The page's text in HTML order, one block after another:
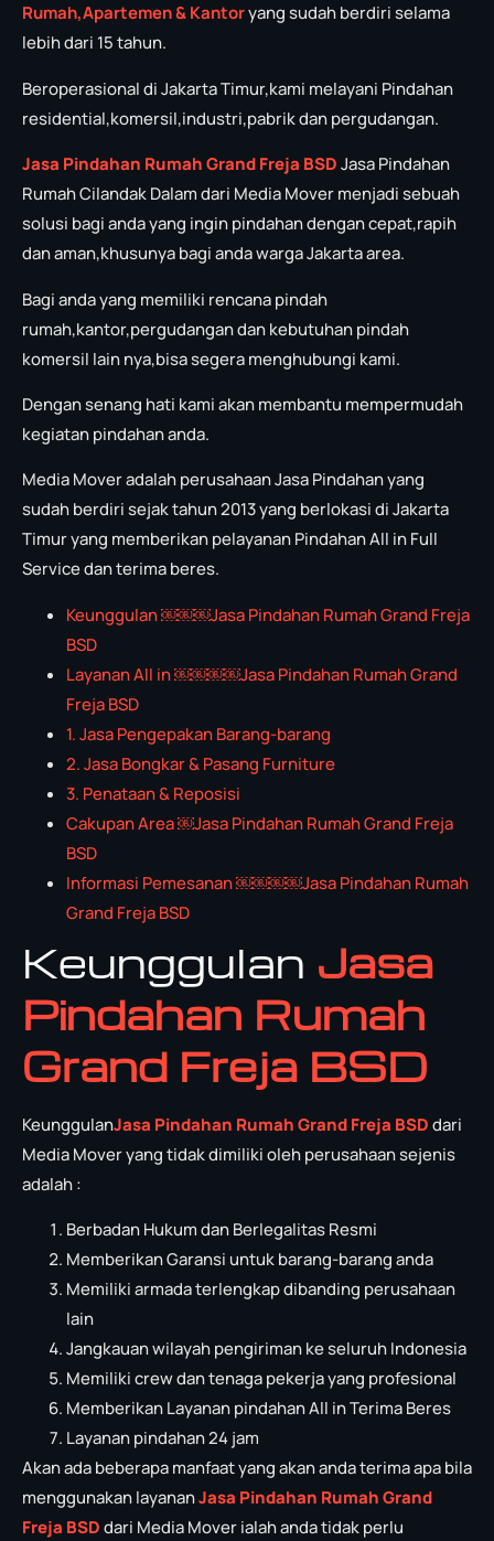
Rumah,Apartemen & Kantoryang sudah berdiri selama
lebih dari 15 tahun.
Beroperasional di Jakarta Timur,kami melayani Pindahan
residential,komersil,industri,pabrik dan pergudangan.
Jasa Pindahan Rumah Grand Freja BSDJasa Pindahan
Rumah Cilandak Dalam dari Media Mover menjadi sebuah
solusi bagi anda yang ingin pindahan dengan cepat,rapih
dan aman,khusunya bagi anda warga Jakarta area.
Bagi anda yang memiliki rencana pindah
rumah,kantor,pergudangan dan kebutuhan pindah
komersil lain nya,bisa segera menghubungi kami.
Dengan senang hati kami akan membantu mempermudah
kegiatan pindahan anda.
Media Mover adalah perusahaan Jasa Pindahan yang
sudah berdiri sejak tahun 2013 yang berlokasi di Jakarta
Timur yang memberikan pelayanan Pindahan All in Full
Service dan terima beres.
Keunggulan ￼￼￼Jasa Pindahan Rumah Grand Freja
BSD
Layanan All in ￼￼￼￼Jasa Pindahan Rumah Grand
Freja BSD
1. Jasa Pengepakan Barang-barang
2. Jasa Bongkar & Pasang Furniture
3. Penataan & Reposisi
Cakupan Area ￼Jasa Pindahan Rumah Grand Freja
BSD
Informasi Pemesanan ￼￼￼￼Jasa Pindahan Rumah
Grand Freja BSD
Keunggulan Jasa
Pindahan Rumah
Grand Freja BSD
KeunggulanJasa Pindahan Rumah Grand Freja BSDdari
Media Mover yang tidak dimiliki oleh perusahaan sejenis
adalah :
Berbadan Hukum dan Berlegalitas Resmi
Memberikan Garansi untuk barang-barang anda
Memiliki armada terlengkap dibanding perusahaan
lain
Jangkauan wilayah pengiriman ke seluruh Indonesia
Memiliki crew dan tenaga pekerja yang profesional
Memberikan Layanan pindahan All in Terima Beres
Layanan pindahan 24 jam
Akan ada beberapa manfaat yang akan anda terima apa bila
menggunakan layananJasa Pindahan Rumah Grand
Freja BSDdari Media Mover ialah anda tidak perlu